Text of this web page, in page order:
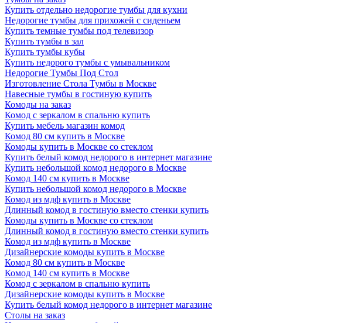
Купить отдельно недорогие тумбы для кухни
Недорогие тумбы для прихожей с сиденьем
Купить темные тумбы под телевизор
Купить тумбы в зал
Купить тумбы кубы
Купить недорого тумбы с умывальником
Недорогие Тумбы Под Стол
Изготовление Стола Тумбы в Москве
Навесные тумбы в гостиную купить
Комоды на заказ
Комод с зеркалом в спальню купить
Купить мебель магазин комод
Комод 80 см купить в Москве
Комоды купить в Москве со стеклом
Купить белый комод недорого в интернет магазине
Купить небольшой комод недорого в Москве
Комод 140 см купить в Москве
Купить небольшой комод недорого в Москве
Комод из мдф купить в Москве
Длинный комод в гостиную вместо стенки купить
Комоды купить в Москве со стеклом
Длинный комод в гостиную вместо стенки купить
Комод из мдф купить в Москве
Дизайнерские комоды купить в Москве
Комод 80 см купить в Москве
Комод 140 см купить в Москве
Комод с зеркалом в спальню купить
Дизайнерские комоды купить в Москве
Купить белый комод недорого в интернет магазине
Столы на заказ